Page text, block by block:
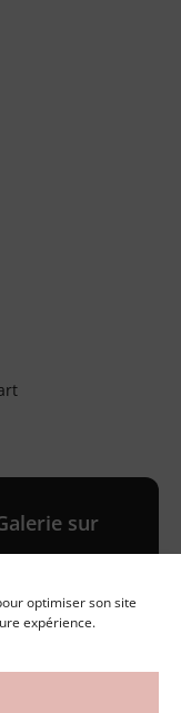
optimiser son site
expérience.
sur